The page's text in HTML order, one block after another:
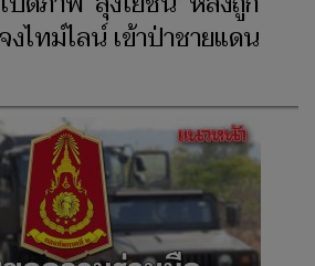
ไทม์ไลน์ เข้าป่าชายแดน